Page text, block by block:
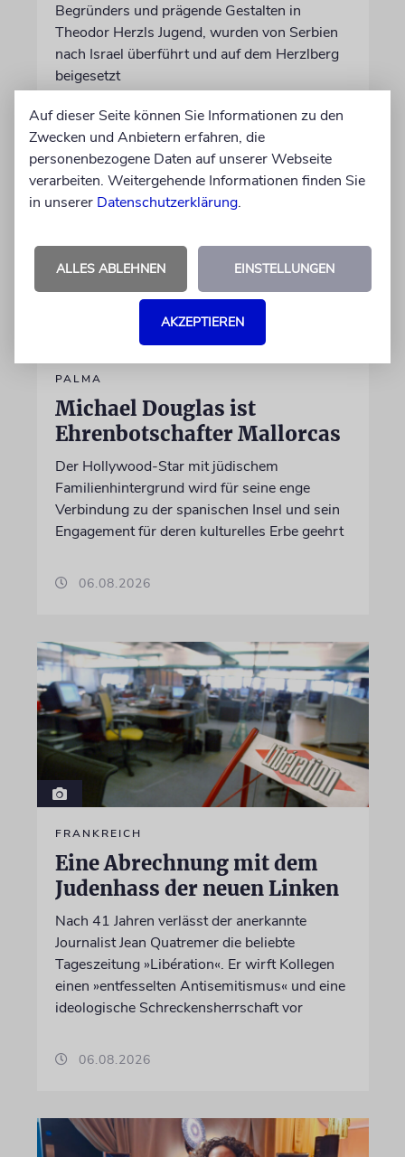
Begründers und prägende Gestalten in
Theodor Herzls Jugend, wurden von Serbien
nach Israel überführt und auf dem Herzlberg
beigesetzt
06.08.2026
PALMA
Michael Douglas ist
Ehrenbotschafter Mallorcas
Der Hollywood-Star mit jüdischem
Familienhintergrund wird für seine enge
Verbindung zu der spanischen Insel und sein
Engagement für deren kulturelles Erbe geehrt
06.08.2026
FRANKREICH
Eine Abrechnung mit dem
Judenhass der neuen Linken
Nach 41 Jahren verlässt der anerkannte
Journalist Jean Quatremer die beliebte
Tageszeitung »Libération«. Er wirft Kollegen
einen »entfesselten Antisemitismus« und eine
ideologische Schreckensherrschaft vor
06.08.2026
Auf dieser Seite können Sie Informationen zu den
Zwecken und Anbietern erfahren, die
personenbezogene Daten auf unserer Webseite
verarbeiten. Weitergehende Informationen finden Sie
in unserer Datenschutzerklärung.
ALLES ABLEHNEN EINSTELLUNGEN
AKZEPTIEREN